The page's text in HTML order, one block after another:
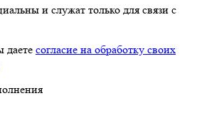
и служат только для связи с
даете согласие на обработку своих